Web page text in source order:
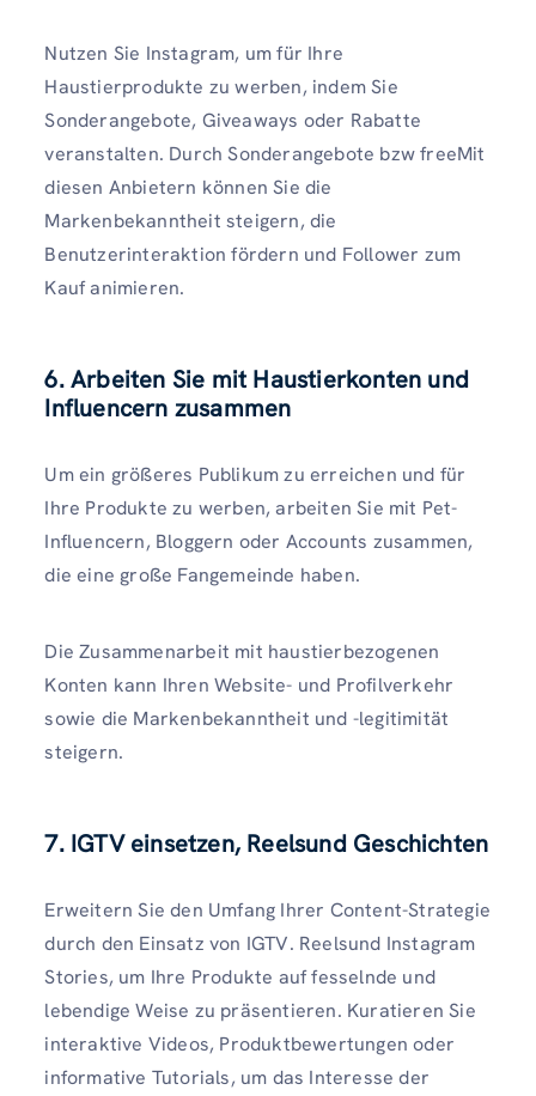
Nutzen Sie Instagram, um für Ihre
Haustierprodukte zu werben, indem Sie
Sonderangebote, Giveaways oder Rabatte
veranstalten. Durch Sonderangebote bzw freeMit
diesen Anbietern können Sie die
Markenbekanntheit steigern, die
Benutzerinteraktion fördern und Follower zum
Kauf animieren.
6. Arbeiten Sie mit Haustierkonten und
Influencern zusammen
Um ein größeres Publikum zu erreichen und für
Ihre Produkte zu werben, arbeiten Sie mit Pet-
Influencern, Bloggern oder Accounts zusammen,
die eine große Fangemeinde haben.
Die Zusammenarbeit mit haustierbezogenen
Konten kann Ihren Website- und Profilverkehr
sowie die Markenbekanntheit und -legitimität
steigern.
7. IGTV einsetzen, Reelsund Geschichten
Erweitern Sie den Umfang Ihrer Content-Strategie
durch den Einsatz von IGTV. Reelsund Instagram
Stories, um Ihre Produkte auf fesselnde und
lebendige Weise zu präsentieren. Kuratieren Sie
interaktive Videos, Produktbewertungen oder
informative Tutorials, um das Interesse der